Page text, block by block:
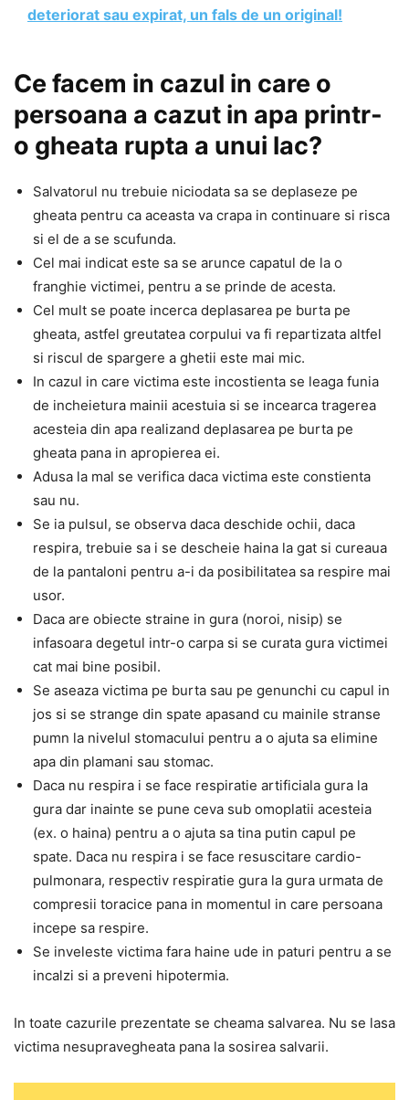
deteriorat sau expirat, un fals de un original!
Ce facem in cazul in care o
persoana a cazut in apa printr-
o gheata rupta a unui lac?
Salvatorul nu trebuie niciodata sa se deplaseze pe
gheata pentru ca aceasta va crapa in continuare si risca
si el de a se scufunda.
Cel mai indicat este sa se arunce capatul de la o
franghie victimei, pentru a se prinde de acesta.
Cel mult se poate incerca deplasarea pe burta pe
gheata, astfel greutatea corpului va fi repartizata altfel
si riscul de spargere a ghetii este mai mic.
In cazul in care victima este incostienta se leaga funia
de incheietura mainii acestuia si se incearca tragerea
acesteia din apa realizand deplasarea pe burta pe
gheata pana in apropierea ei.
Adusa la mal se verifica daca victima este constienta
sau nu.
Se ia pulsul, se observa daca deschide ochii, daca
respira, trebuie sa i se descheie haina la gat si cureaua
de la pantaloni pentru a-i da posibilitatea sa respire mai
usor.
Daca are obiecte straine in gura (noroi, nisip) se
infasoara degetul intr-o carpa si se curata gura victimei
cat mai bine posibil.
Se aseaza victima pe burta sau pe genunchi cu capul in
jos si se strange din spate apasand cu mainile stranse
pumn la nivelul stomacului pentru a o ajuta sa elimine
apa din plamani sau stomac.
Daca nu respira i se face respiratie artificiala gura la
gura dar inainte se pune ceva sub omoplatii acesteia
(ex. o haina) pentru a o ajuta sa tina putin capul pe
spate. Daca nu respira i se face resuscitare cardio-
pulmonara, respectiv respiratie gura la gura urmata de
compresii toracice pana in momentul in care persoana
incepe sa respire.
Se inveleste victima fara haine ude in paturi pentru a se
incalzi si a preveni hipotermia.
In toate cazurile prezentate se cheama salvarea. Nu se lasa
victima nesupravegheata pana la sosirea salvarii.